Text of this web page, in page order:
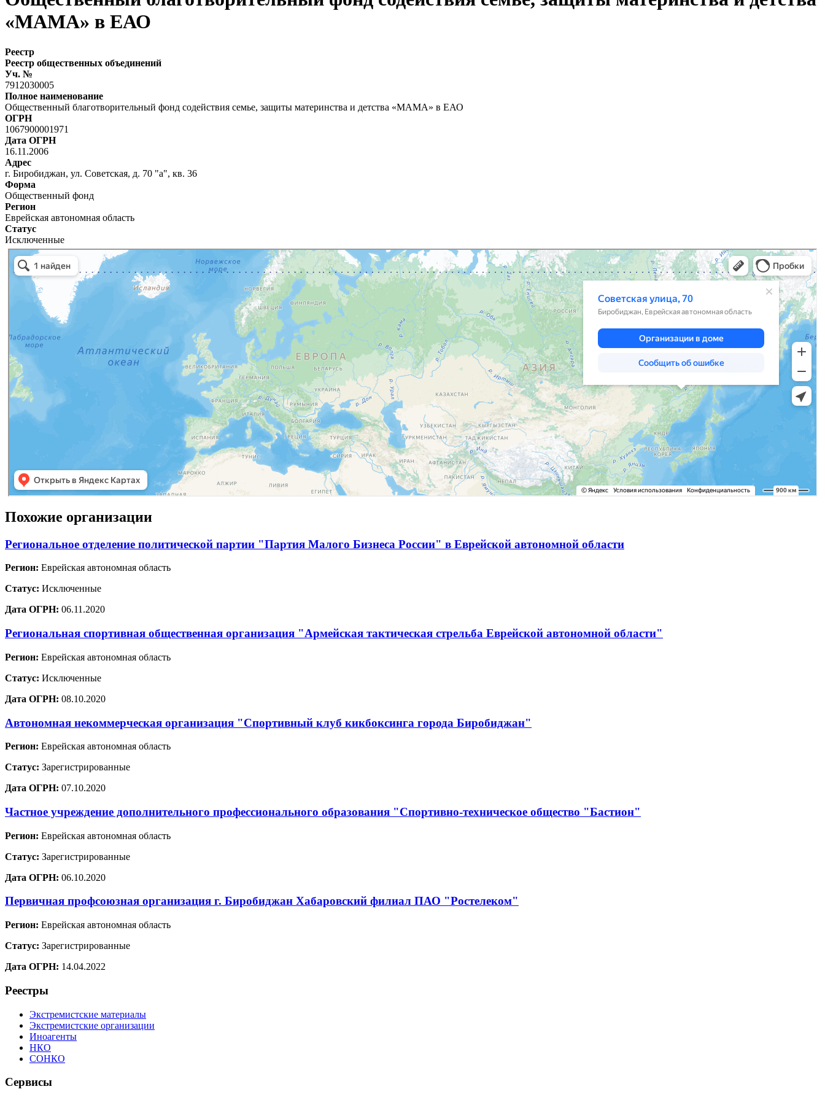
«МАМА» в ЕАО
Реестр
Реестр общественных объединений
Уч. №
7912030005
Полное наименование
Общественный благотворительный фонд содействия семье, защиты материнства и детства «МАМА» в ЕАО
ОГРН
1067900001971
Дата ОГРН
16.11.2006
Адрес
г. Биробиджан, ул. Советская, д. 70 "а", кв. 36
Форма
Общественный фонд
Регион
Еврейская автономная область
Статус
Исключенные
Похожие организации
Региональное отделение политической партии "Партия Малого Бизнеса России" в Еврейской автономной области
Регион: Еврейская автономная область
Статус: Исключенные
Дата ОГРН: 06.11.2020
Региональная спортивная общественная организация "Армейская тактическая стрельба Еврейской автономной области"
Регион: Еврейская автономная область
Статус: Исключенные
Дата ОГРН: 08.10.2020
Автономная некоммерческая организация "Спортивный клуб кикбоксинга города Биробиджан"
Регион: Еврейская автономная область
Статус: Зарегистрированные
Дата ОГРН: 07.10.2020
Частное учреждение дополнительного профессионального образования "Спортивно-техническое общество "Бастион"
Регион: Еврейская автономная область
Статус: Зарегистрированные
Дата ОГРН: 06.10.2020
Первичная профсоюзная организация г. Биробиджан Хабаровский филиал ПАО "Ростелеком"
Регион: Еврейская автономная область
Статус: Зарегистрированные
Дата ОГРН: 14.04.2022
Реестры
Экстремистские материалы
Экстремистские организации
Иноагенты
НКО
СОНКО
Сервисы